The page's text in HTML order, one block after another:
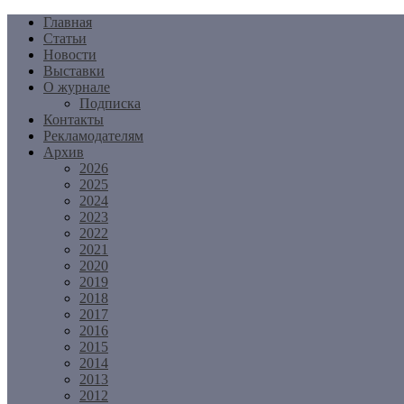
Перейти
содержимому
Главная
Статьи
Новости
Выставки
О журнале
Подписка
Контакты
Рекламодателям
Архив
2026
2025
2024
2023
2022
2021
2020
2019
2018
2017
2016
2015
2014
2013
2012